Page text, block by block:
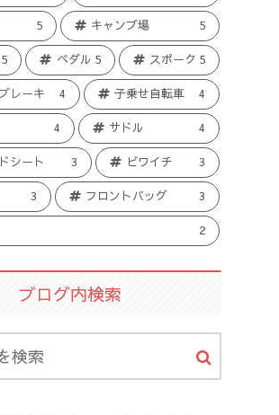
5 キャンプ場 5
5 ペダル 5 スポーク 5
レーキ 4 子乗せ自転車 4
4 サドル 4
シート 3 ビワイチ 3
3 フロントバッグ 3
2
ブログ内検索